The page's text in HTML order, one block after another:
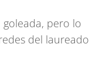
pero lo
del laureado